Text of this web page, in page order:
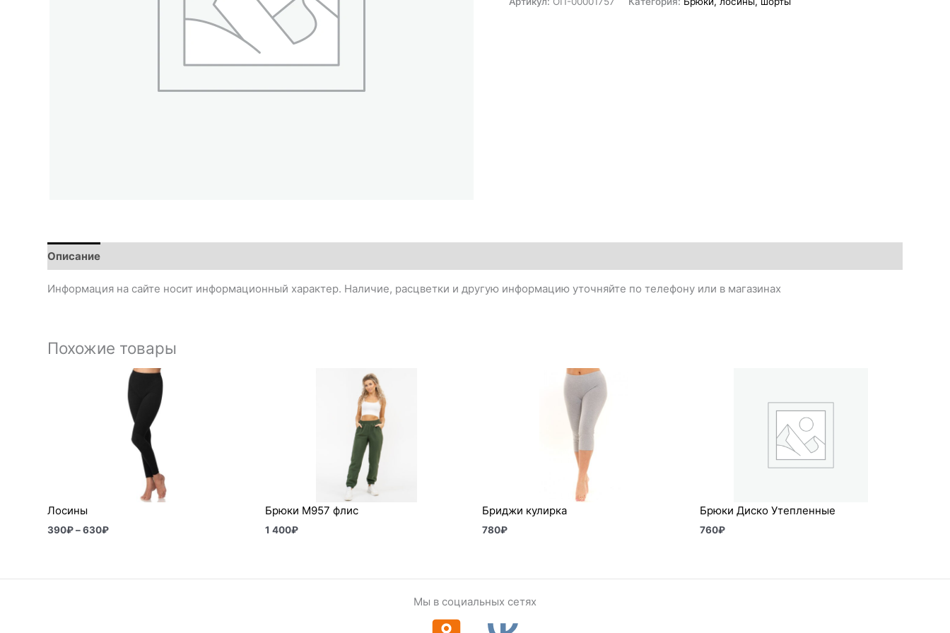
Описание
Информация на сайте носит информационный характер. Наличие, расцветки и другую информацию уточняйте по телефону или в магазинах
Похожие товары
Лосины
390₽–630₽
Диапазон
цен:
390₽
630₽
Брюки М957 флис
1 400₽
Бриджи кулирка
780₽
Брюки Диско Утепленные
760₽
Мы в социальных сетях